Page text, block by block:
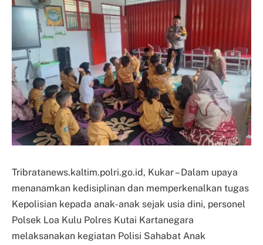
Tribratanews.kaltim.polri.go.id, Kukar – Dalam upaya
menanamkan kedisiplinan dan memperkenalkan tugas
Kepolisian kepada anak-anak sejak usia dini, personel
Polsek Loa Kulu Polres Kutai Kartanegara
melaksanakan kegiatan Polisi Sahabat Anak